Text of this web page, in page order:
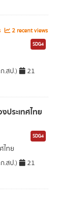
2 recent views
SDG4
.สป.)
21
ระเทศไทย
SDG4
ไทย
.สป.)
21